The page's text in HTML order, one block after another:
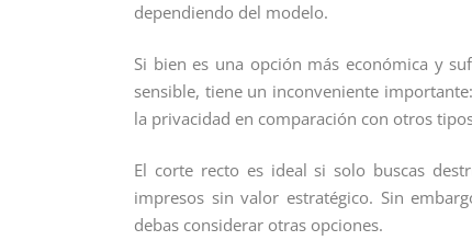
dependiendo del modelo.
Si bien es una opción más económica y
sensible, tiene un inconveniente
la privacidad en comparación con otros
El corte recto es ideal si solo buscas
impresos sin valor estratégico. Sin
debas considerar otras opciones.